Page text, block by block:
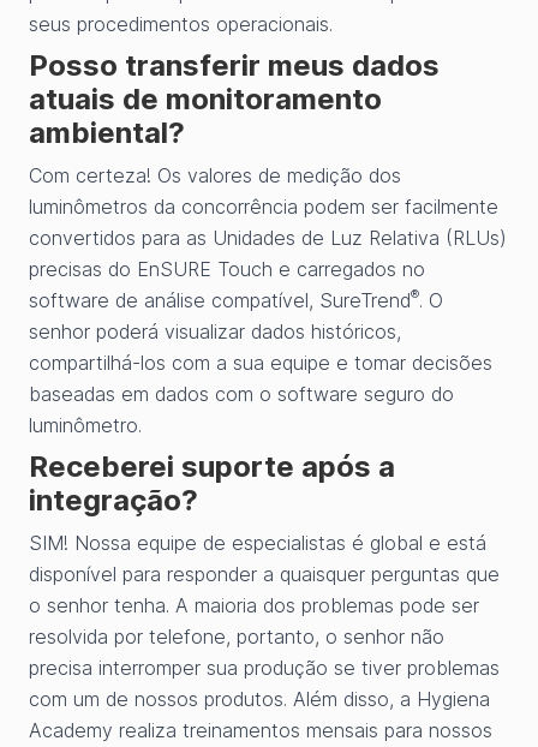
seus procedimentos operacionais.
Posso transferir meus dados
atuais de monitoramento
ambiental?
Com certeza! Os valores de medição dos
luminômetros da concorrência podem ser facilmente
convertidos para as Unidades de Luz Relativa (RLUs)
precisas do EnSURE Touch e carregados no
software de análise compatível, SureTrend®. O
senhor poderá visualizar dados históricos,
compartilhá-los com a sua equipe e tomar decisões
baseadas em dados com o software seguro do
luminômetro.
Receberei suporte após a
integração?
SIM! Nossa equipe de especialistas é global e está
disponível para responder a quaisquer perguntas que
o senhor tenha. A maioria dos problemas pode ser
resolvida por telefone, portanto, o senhor não
precisa interromper sua produção se tiver problemas
com um de nossos produtos. Além disso, a Hygiena
Academy realiza treinamentos mensais para nossos